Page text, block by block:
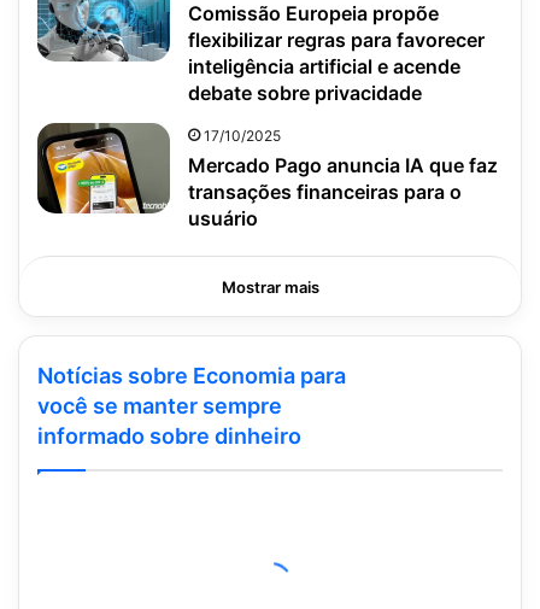
Comissão Europeia propõe
flexibilizar regras para favorecer
inteligência artificial e acende
debate sobre privacidade
17/10/2025
Mercado Pago anuncia IA que faz
transações financeiras para o
usuário
Mostrar mais
Notícias sobre Economia para
você se manter sempre
informado sobre dinheiro